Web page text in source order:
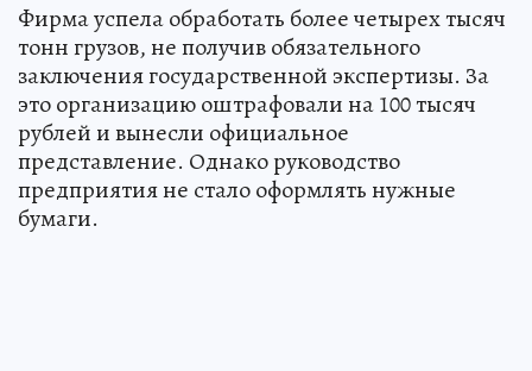
Фирма успела обработать более четырех тысяч
тонн грузов, не получив обязательного
заключения государственной экспертизы. За
это организацию оштрафовали на 100 тысяч
рублей и вынесли официальное
представление. Однако руководство
предприятия не стало оформлять нужные
бумаги.